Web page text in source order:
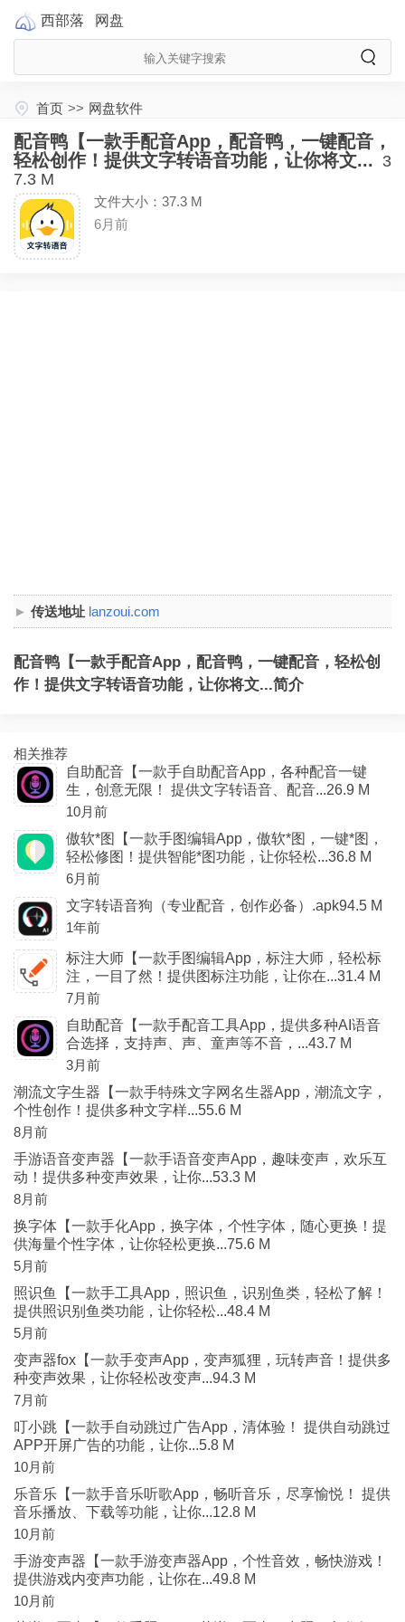
西部落 网盘
首页 >> 网盘软件
配音鸭【一款手配音App，配音鸭，一键配音，
轻松创作！提供文字转语音功能，让你将文... 3
7.3 M
文件大小：37.3 M
6月前
传送地址 lanzoui.com
配音鸭【一款手配音App，配音鸭，一键配音，轻松创
作！提供文字转语音功能，让你将文...简介
相关推荐
自助配音【一款手自助配音App，各种配音一键
生，创意无限！ 提供文字转语音、配音...26.9 M
10月前
傲软*图【一款手图编辑App，傲软*图，一键*图，
轻松修图！提供智能*图功能，让你轻松...36.8 M
6月前
文字转语音狗（专业配音，创作必备）.apk94.5 M
1年前
标注大师【一款手图编辑App，标注大师，轻松标
注，一目了然！提供图标注功能，让你在...31.4 M
7月前
自助配音【一款手配音工具App，提供多种AI语音
合选择，支持声、声、童声等不音，...43.7 M
3月前
潮流文字生器【一款手特殊文字网名生器App，潮流文字，
个性创作！提供多种文字样...55.6 M
8月前
手游语音变声器【一款手语音变声App，趣味变声，欢乐互
动！提供多种变声效果，让你...53.3 M
8月前
换字体【一款手化App，换字体，个性字体，随心更换！提
供海量个性字体，让你轻松更换...75.6 M
5月前
照识鱼【一款手工具App，照识鱼，识别鱼类，轻松了解！
提供照识别鱼类功能，让你轻松...48.4 M
5月前
变声器fox【一款手变声App，变声狐狸，玩转声音！提供多
种变声效果，让你轻松改变声...94.3 M
7月前
叮小跳【一款手自动跳过广告App，清体验！ 提供自动跳过
APP开屏广告的功能，让你...5.8 M
10月前
乐音乐【一款手音乐听歌App，畅听音乐，尽享愉悦！ 提供
音乐播放、下载等功能，让你...12.8 M
10月前
手游变声器【一款手游变声器App，个性音效，畅快游戏！
提供游戏内变声功能，让你在...49.8 M
10月前